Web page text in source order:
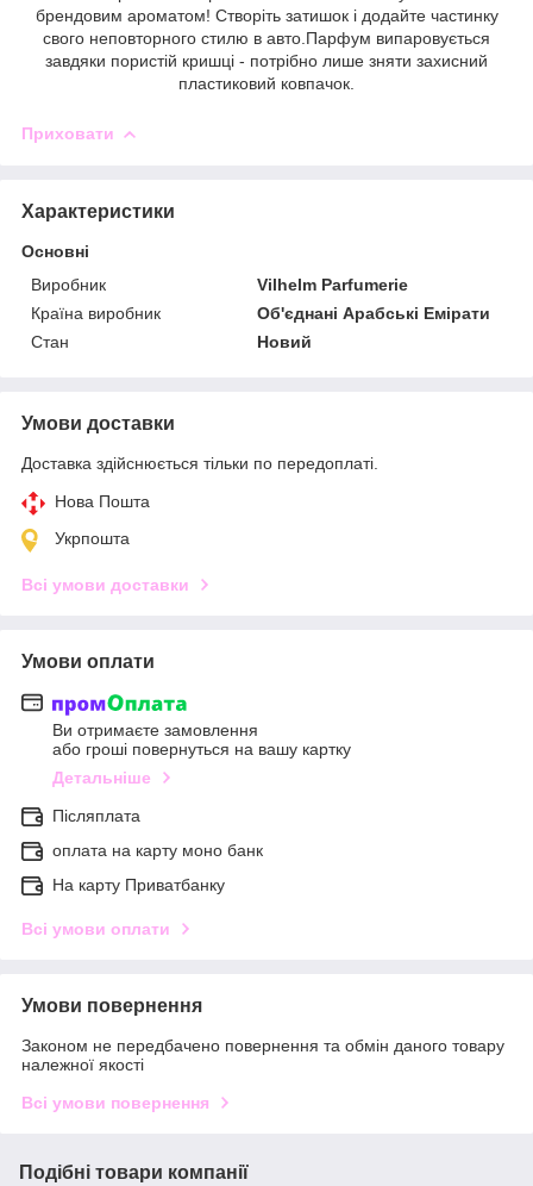
брендовим ароматом! Створіть затишок і додайте частинку
свого неповторного стилю в авто.Парфум випаровується
завдяки пористій кришці - потрібно лише зняти захисний
пластиковий ковпачок.
Приховати
Характеристики
Основні
Виробник
Vilhelm Parfumerie
Країна виробник
Об'єднані Арабські Емірати
Стан
Новий
Умови доставки
Доставка здійснюється тільки по передоплаті.
Нова Пошта
Укрпошта
Всі умови доставки
Умови оплати
Ви отримаєте замовлення
або гроші повернуться на вашу картку
Детальніше
Післяплата
оплата на карту моно банк
На карту Приватбанку
Всі умови оплати
Умови повернення
Законом не передбачено повернення та обмін даного товару
належної якості
Всі умови повернення
Подібні товари компанії